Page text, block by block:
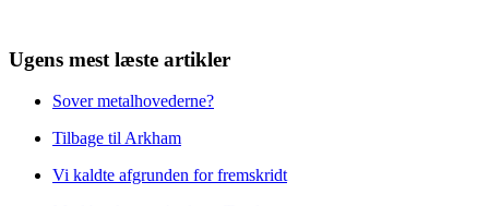
Ugens mest læste artikler
Sover metalhovederne?
Tilbage til Arkham
Vi kaldte afgrunden for fremskridt